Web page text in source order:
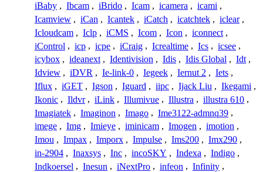
iBaby , Ibcam , iBrido , Icam , icamera , icami ,
Icamview , iCan , Icantek , iCatch , icatchtek , iclear ,
Icloudcam , Iclp , iCMS , Icom , Icon , iconnect ,
iControl , icp , icpe , iCraig , Icrealtime , Ics , icsee ,
icybox , ideanext , Identivision , Idis , Idis Global , Idt ,
Idview , iDVR , Ie-link-0 , Iegeek , Iernut 2 , Iets ,
Iflux , iGET , Igson , Iguard , iipc , Ijack Liu , Ikegami ,
Ikonic , Ildvr , iLink , Illumivue , Illustra , illustra 610 ,
Imagiatek , Imaginon , Imago , Ime3122-admnq39 ,
imege , Img , Imieye , iminicam , Imogen , imotion ,
Imou , Impax , Imporx , Impulse , Ims200 , Imx290 ,
in-2904 , Inaxsys , Inc , incoSKY , Indexa , Indigo ,
Indkoersel , Inesun , iNextPro , infeon , Infinity ,